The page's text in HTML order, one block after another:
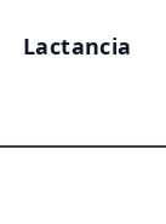
Lactancia